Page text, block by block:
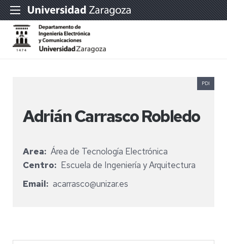
Adrián Carrasco Robledo
PDI
Area
Área de Tecnología Electrónica
Centro
Escuela de Ingeniería y Arquitectura
Email
acarrasco@unizar.es